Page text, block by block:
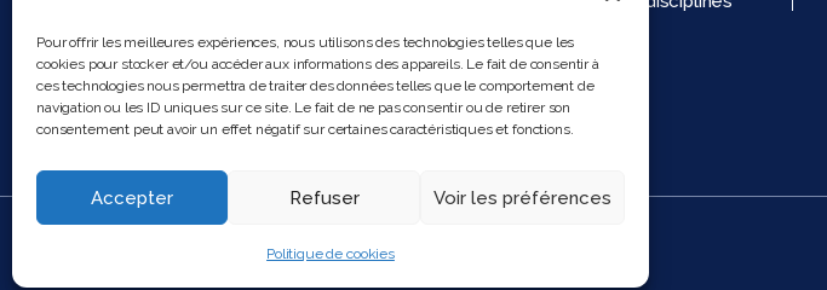
Pour offrir les meilleures expériences, nous utilisons des technologies telles que les
cookies pour stocker et/ou accéder aux informations des appareils. Le fait de consentir à
ces technologies nous permettra de traiter des données telles que le comportement de
navigation ou les ID uniques sur ce site. Le fait de ne pas consentir ou de retirer son
consentement peut avoir un effet négatif sur certaines caractéristiques et fonctions.
Accepter Refuser Voir les préférences
Politique de cookies
Politique de
cookies (UE)